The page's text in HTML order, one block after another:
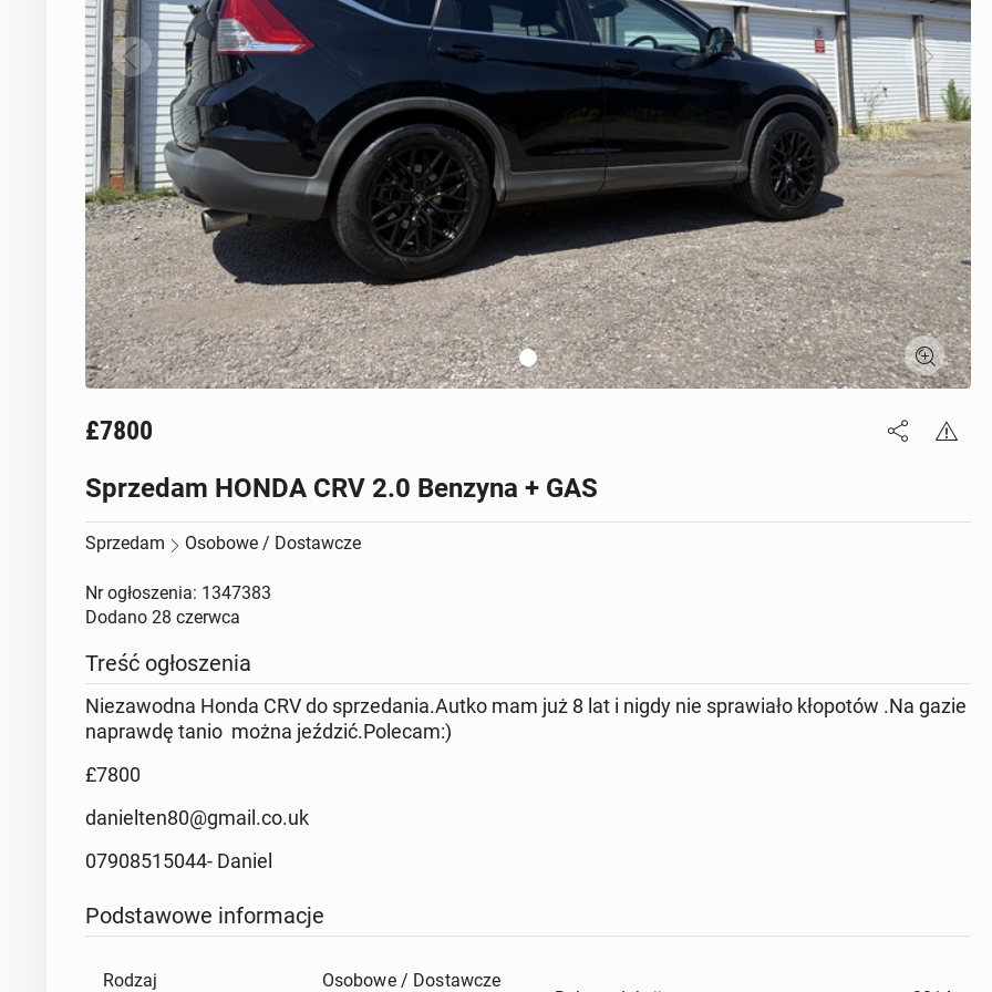
£7800
Sprzedam HONDA CRV 2.0 Benzyna + GAS
Sprzedam Osobowe / Dostawcze
Nr ogłoszenia: 1347383
Dodano28 czerwca
Treść ogłoszenia
Niezawodna Honda CRV do sprzedania.Autko mam już 8 lat i nigdy nie sprawiało kłopotów .Na gazie
naprawdę tanio można jeździć.Polecam:)
£7800
danielten80@gmail.co.uk
07908515044- Daniel
Podstawowe informacje
Rodzaj
Osobowe / Dostawcze